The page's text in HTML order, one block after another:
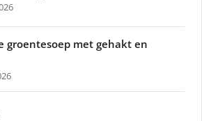
groentesoep met gehakt en